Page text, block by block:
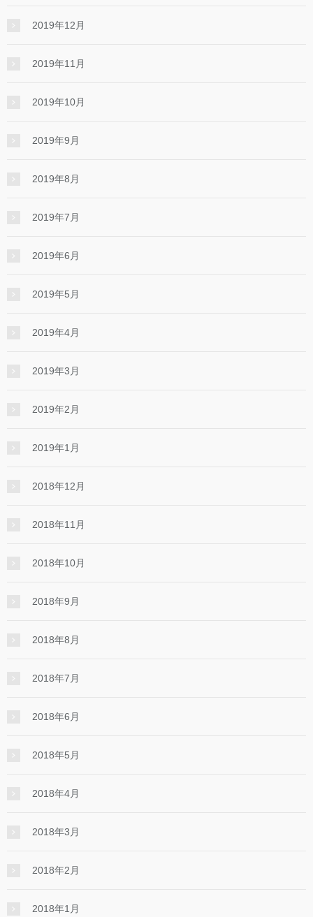
2019年12月
2019年11月
2019年10月
2019年9月
2019年8月
2019年7月
2019年6月
2019年5月
2019年4月
2019年3月
2019年2月
2019年1月
2018年12月
2018年11月
2018年10月
2018年9月
2018年8月
2018年7月
2018年6月
2018年5月
2018年4月
2018年3月
2018年2月
2018年1月